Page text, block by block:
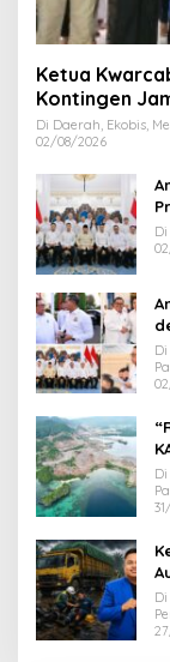
Ketua
Kontingen
Di Daerah, Ekobis,
02/08/2026